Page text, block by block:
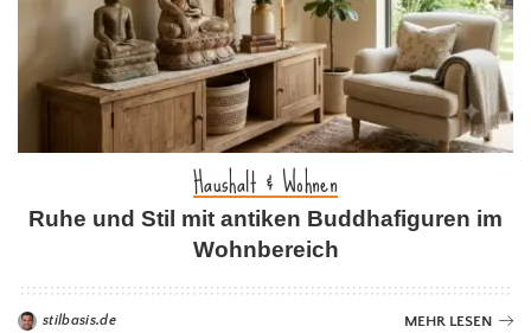
Haushalt & Wohnen
Ruhe und Stil mit antiken Buddhafiguren im
Wohnbereich
stilbasis.de MEHR LESEN